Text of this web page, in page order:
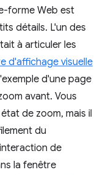
forme Web est
détails. L'un des
à articuler les
d'affichage visuelle
d'une page
avant. Vous
de zoom, mais il
du
de
la fenêtre